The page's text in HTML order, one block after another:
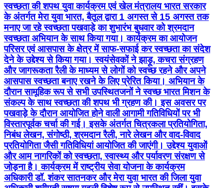
स्वच्छता की शपथ युवा कार्यक्रम एवं खेल मंत्रालय भारत सरकार
के अंतर्गत मेरा युवा भारत, बैतूल द्वारा 1 अगस्त से 15 अगस्त तक
मनाए जा रहे स्वच्छता पखवाड़े का शुभारंभ बुधवार को श्रमदान
स्वच्छता अभियान के साथ किया गया। कार्यक्रम का आयोजन
परिसर एवं आसपास के क्षेत्र में साफ-सफाई कर स्वच्छता का संदेश
देने के उद्देश्य से किया गया। स्वयंसेवकों ने झाड़ू, कचरा संग्रहण
और जागरूकता रैली के माध्यम से लोगों को स्वच्छ रहने और अपने
आसपास स्वच्छता बनाए रखने के लिए प्रेरित किया। अभियान के
दौरान सामूहिक रूप से सभी उपस्थितजनों ने स्वच्छ भारत मिशन के
संकल्प के साथ स्वच्छता की शपथ भी ग्रहण की। इस अवसर पर
पखवाड़े के दौरान आयोजित होने वाली आगामी गतिविधियों पर भी
विस्तारपूर्वक चर्चा की गई। इसके अंतर्गत चित्रकला प्रतियोगिता,
निबंध लेखन, संगोष्ठी, श्रमदान रैली, नारे लेखन और वाद-विवाद
प्रतियोगिता जैसी गतिविधियां आयोजित की जाएंगी। उद्देश्य युवाओं
और आम नागरिकों को स्वच्छता, स्वास्थ्य और पर्यावरण संरक्षण से
जोड़ना है। कार्यक्रम में राष्ट्रीय सेवा योजना के कार्यक्रम
अधिकारी डॉ. शंकर सातनकर और मेरा युवा भारत की जिला युवा